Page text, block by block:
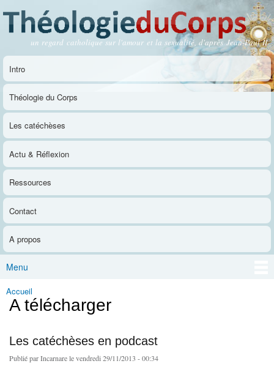
contenu
principal
Théologie du Corps
un regard catholique sur l'amour et la sexualité, d'après Jean-Paul II
Menu principal
Intro
Théologie du Corps
Les catéchèses
Actu & Réflexion
Ressources
Contact
A propos
Menu
Vous êtes ici
Accueil
A télécharger
Les catéchèses en podcast
Publié parIncarnarele vendredi 29/11/2013 - 00:34